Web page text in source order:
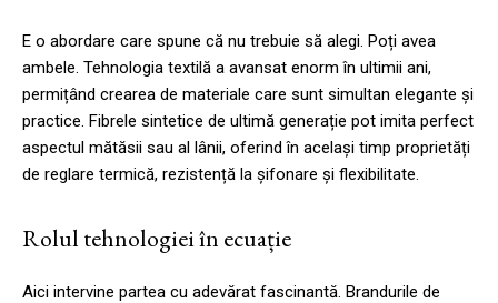
E o abordare care spune că nu trebuie să alegi. Poți avea
ambele. Tehnologia textilă a avansat enorm în ultimii ani,
permițând crearea de materiale care sunt simultan elegante și
practice. Fibrele sintetice de ultimă generație pot imita perfect
aspectul mătăsii sau al lânii, oferind în același timp proprietăți
de reglare termică, rezistență la șifonare și flexibilitate.
Rolul tehnologiei în ecuație
Aici intervine partea cu adevărat fascinantă. Brandurile de